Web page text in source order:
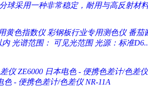
球采用一种非常稳定，耐用与高反射材料
黄色指数仪 彩钢板行业专用测色仪 番茄
内 光谱范围： 可见光范围 光源：标准
仪 ZE6000 日本电色 - 便携色差计/色差
色 - 便携色差计/色差仪 NR-11A